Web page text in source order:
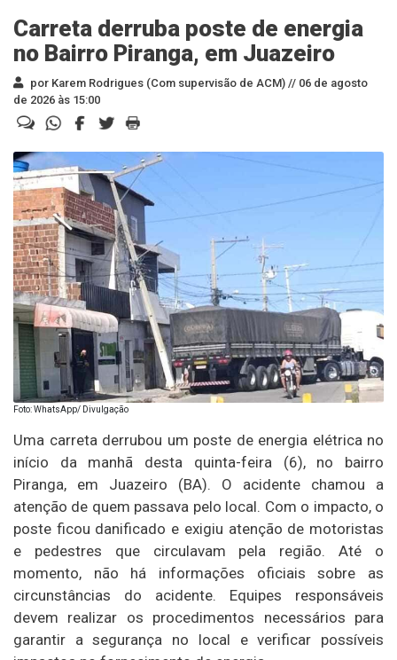
Carreta derruba poste de energia
no Bairro Piranga, em Juazeiro
por Karem Rodrigues (Com supervisão de ACM) // 06 de agosto
de 2026 às 15:00
Foto: WhatsApp/ Divulgação
Uma carreta derrubou um poste de energia elétrica no
início da manhã desta quinta-feira (6), no bairro
Piranga, em Juazeiro (BA). O acidente chamou a
atenção de quem passava pelo local. Com o impacto, o
poste ficou danificado e exigiu atenção de motoristas
e pedestres que circulavam pela região. Até o
momento, não há informações oficiais sobre as
circunstâncias do acidente. Equipes responsáveis
devem realizar os procedimentos necessários para
garantir a segurança no local e verificar possíveis